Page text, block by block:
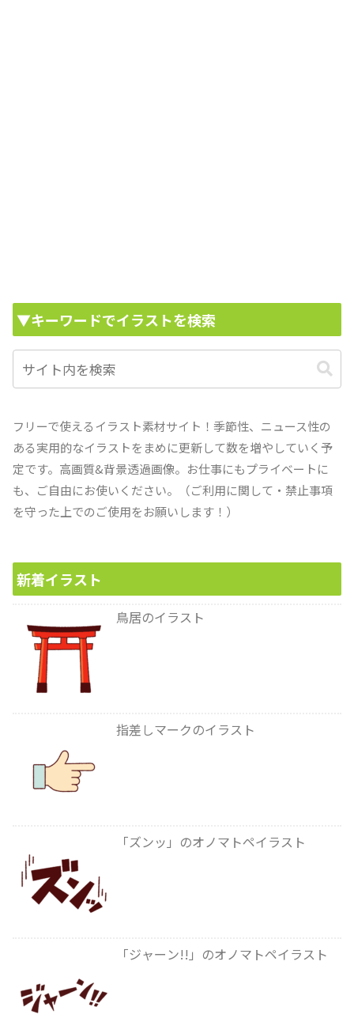
▼キーワードでイラストを検索
フリーで使えるイラスト素材サイト！季節性、ニュース性の
ある実用的なイラストをまめに更新して数を増やしていく予
定です。高画質&背景透過画像。お仕事にもプライベートに
も、ご自由にお使いください。（ご利用に関して・禁止事項
を守った上でのご使用をお願いします！）
新着イラスト
鳥居のイラスト
指差しマークのイラスト
「ズンッ」のオノマトペイラスト
「ジャーン!!」のオノマトペイラスト